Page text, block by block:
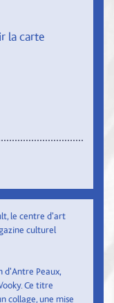
la carte
le centre d'art
culturel
d'Antre Peaux,
Ce titre
collage, une mise